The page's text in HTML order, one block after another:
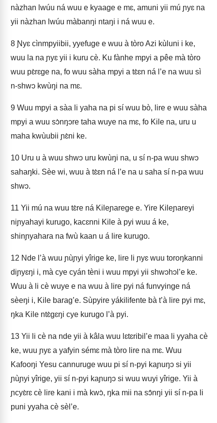
nàzhan lwúu ná wuu e kyaage e mɛ, amuni yii mú ɲyɛ na
yii nàzhan lwúu màbanŋi ntaŋi i ná wuu e.
8 Ɲyɛ cìnmpyiibii, yyefuge e wuu à tòro Azi kùluni i ke,
wuu la na ɲyɛ yii i kuru cè. Ku fànhe mpyi a pêe mà tòro
wuu pɛ̀rɛge na, fo wuu sàha mpyi a tɛ̀ɛn ná l’e na wuu sì
n‑shwɔ kwùŋi na mɛ.
9 Wuu mpyi a sàa li yaha na pi sí wuu bò, lire e wuu sàha
mpyi a wuu sɔ̀nŋɔre taha wuye na mɛ, fo Kile na, uru u
maha kwùubii ɲɛ̀ni ke.
10 Uru u à wuu shwɔ uru kwùŋi na, u sí n‑pa wuu shwɔ
sahaŋki. Sèe wi, wuu à tɛ̀ɛn ná l’e na u saha sí n‑pa wuu
shwɔ.
11 Yii mú na wuu tɛ̀re ná Kileɲarege e. Yire Kileɲareyi
niɲyahayi kurugo, kacɛnni Kile à pyi wuu á ke,
shinɲyahara na fwù kaan u á lire kurugo.
12 Nde l’à wuu ɲùɲyi yîrige ke, lire li ɲyɛ wuu toroŋkanni
diɲyɛŋi i, mà cye cyán tèni i wuu mpyi yii shwɔhɔl’e ke.
Wuu à li cè wuye e na wuu à lire pyi ná funvyinge ná
sèeŋi i, Kile barag’e. Sùpyire yákilifente bà t’à lire pyi mɛ,
ŋka Kile ntɛ̀gɛŋi cye kurugo l’à pyi.
13 Yii li cè na nde yii à kâla wuu lɛtɛribil’e maa li yyaha cè
ke, wuu ɲyɛ a yafyin sémɛ mà tòro lire na mɛ. Wuu
Kafooŋi Yesu cannuruge wuu pi sí n‑pyi kaɲuŋɔ si yii
ɲùɲyi yîrige, yii sí n‑pyi kaɲuŋɔ si wuu wuyi yîrige. Yii à
ɲcyɛ̀rɛ cè lire kani i mà kwɔ̀, ŋka mii na sɔ̂nŋi yii sí n‑pa li
puni yyaha cè sèl’e.